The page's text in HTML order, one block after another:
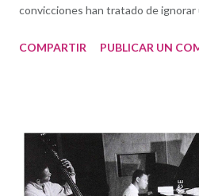
punto mi reacción al disco del trío
convicciones han tratado de ignorar
tenido que parar, y lo haré durante
probablemente haga alguna que
Físicamente sí estaré centrada en
descansar y recuperar fuerzas será
COMPARTIR PUBLICAR UN